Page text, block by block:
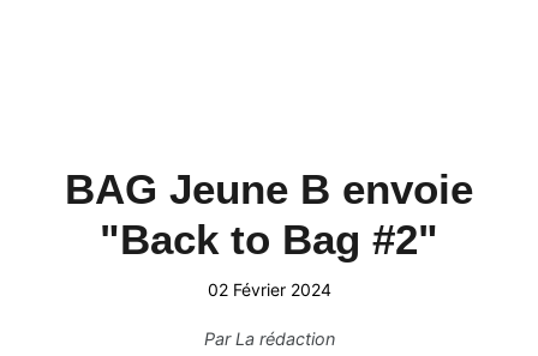
BAG Jeune B envoie
"Back to Bag #2"
02 Février 2024
ParLa rédaction